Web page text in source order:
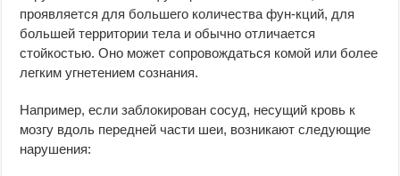
проявляется для большего количества фун-кций, для
большей территории тела и обычно отличается
стойкостью. Оно может сопровождаться комой или более
легким угнетением сознания.
Например, если заблокирован сосуд, несущий кровь к
мозгу вдоль передней части шеи, возникают следующие
нарушения: